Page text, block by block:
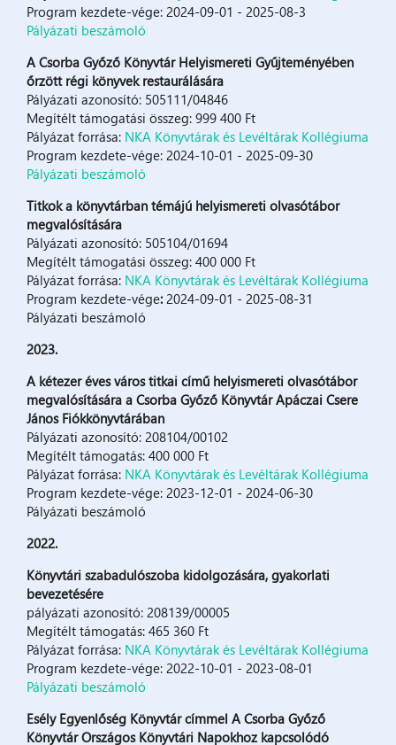
Program kezdete-vége: 2024-09-01 - 2025-08-3
Pályázati beszámoló
A Csorba Győző Könyvtár Helyismereti Gyűjteményében
őrzött régi könyvek restaurálására
Pályázati azonosító: 505111/04846
Megítélt támogatási összeg: 999 400 Ft
Pályázat forrása: NKA Könyvtárak és Levéltárak Kollégiuma
Program kezdete-vége: 2024-10-01 - 2025-09-30
Pályázati beszámoló
Titkok a könyvtárban témájú helyismereti olvasótábor
megvalósítására
Pályázati azonosító: 505104/01694
Megítélt támogatási összeg: 400 000 Ft
Pályázat forrása: NKA Könyvtárak és Levéltárak Kollégiuma
Program kezdete-vége: 2024-09-01 - 2025-08-31
Pályázati beszámoló
2023.
A kétezer éves város titkai című helyismereti olvasótábor
megvalósítására a Csorba Győző Könyvtár Apáczai Csere
János Fiókkönyvtárában
Pályázati azonosító: 208104/00102
Megítélt támogatás: 400 000 Ft
Pályázat forrása: NKA Könyvtárak és Levéltárak Kollégiuma
Program kezdete-vége: 2023-12-01 - 2024-06-30
Pályázati beszámoló
2022.
Könyvtári szabadulószoba kidolgozására, gyakorlati
bevezetésére
pályázati azonosító: 208139/00005
Megítélt támogatás: 465 360 Ft
Pályázat forrása: NKA Könyvtárak és Levéltárak Kollégiuma
Program kezdete-vége: 2022-10-01 - 2023-08-01
Pályázati beszámoló
Esély Egyenlőség Könyvtár címmel A Csorba Győző
Könyvtár Országos Könyvtári Napokhoz kapcsolódó